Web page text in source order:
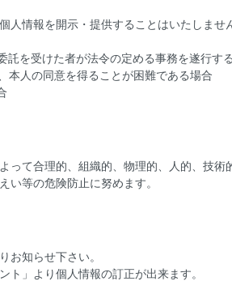
情報を開示・提供することはいたしませ
を受けた者が法令の定める事務を遂行す
本人の同意を得ることが困難である場合
て合理的、組織的、物理的、人的、技
等の危険防止に努めます。
お知らせ下さい。
」より個人情報の訂正が出来ます。